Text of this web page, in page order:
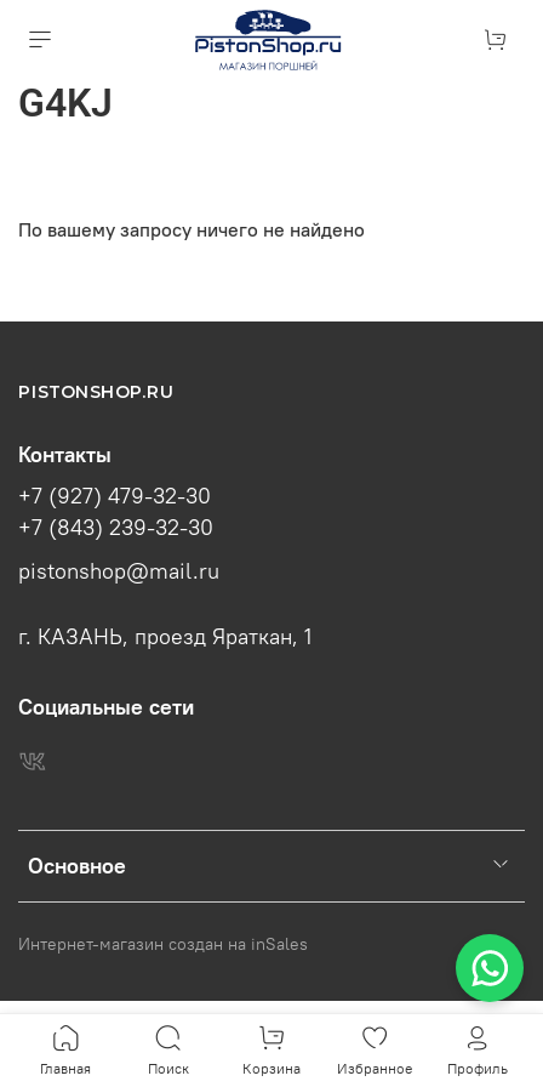
G4KJ
По вашему запросу ничего не найдено
PISTONSHOP.RU
Основное
Контакты
+7 (927) 479-32-30
+7 (843) 239-32-30
pistonshop@mail.ru
г. КАЗАНЬ, проезд Яраткан, 1
Социальные сети
Интернет-магазин создан на inSales
Главная Поиск Корзина Избранное Профиль